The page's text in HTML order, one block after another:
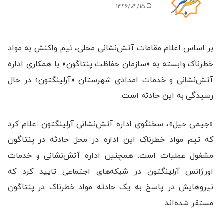
1396/04/15
بر اساس اعلام مقامات آتش‌نشانی محلی، تیم واکنش به مواد
خطرناک وابسته به «سازمان حفاظت پنتاگون» با همکاری اداره
آتش‌نشانی و خدمات امدادی شهرستان «آرلینگتون» در حال
رسیدگی به این حادثه است.
«جیمی جیل»، سخنگوی اداره آتش‌نشانی آرلینگتون اعلام کرد
که تیم مواد خطرناک این اداره در محل حادثه در پنتاگون
مشغول عملیات است. همچنین اداره آتش‌نشانی و خدمات
اورژانس آرلینگتون در شبکه‌های اجتماعی تایید کرد که
نیروهایش در پاسخ به یک حادثه مواد خطرناک در پنتاگون
مستقر شده‌اند.